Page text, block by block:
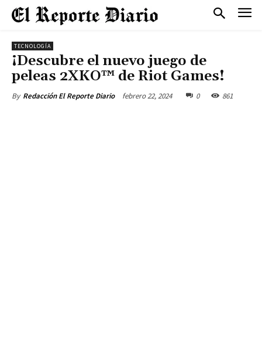
TECNOLOGÍA
¡Descubre el nuevo juego de
peleas 2XKO™ de Riot Games!
By Redacción El Reporte Diario febrero 22, 2024 0 861